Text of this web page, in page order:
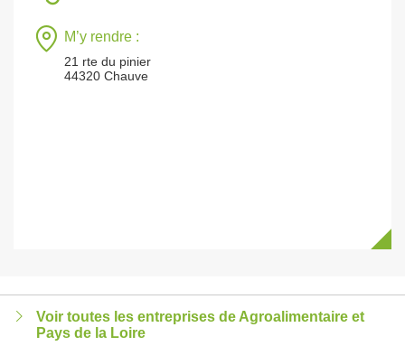
M’y rendre :
21 rte du pinier
44320 Chauve
Voir toutes les entreprises de Agroalimentaire et
Pays de la Loire